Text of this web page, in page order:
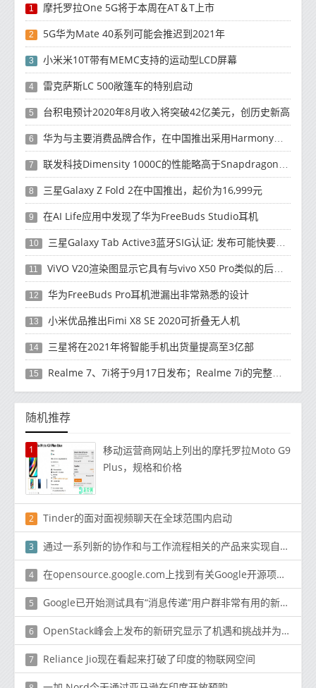
1 摩托罗拉One 5G将于本周在AT＆T上市
2 5G华为Mate 40系列可能会推迟到2021年
3 小米米10T带有MEMC支持的运动型LCD屏幕
4 雷克萨斯LC 500敞篷车的特别启动
5 台积电预计2020年8月收入将突破42亿美元，创历史新高
6 华为与主要消费品牌合作，在中国推出采用HarmonyOS 2.0的智能家居产品
7 联发科技Dimensity 1000C的性能略高于Snapdragon 765G
8 三星Galaxy Z Fold 2在中国推出，起价为16,999元
9 在AI Life应用中发现了华为FreeBuds Studio耳机
10 三星Galaxy Tab Active3蓝牙SIG认证; 发布可能快要结束了
11 ViVO V20渲染图显示它具有与vivo X50 Pro类似的后部设计
12 华为FreeBuds Pro耳机泄漏出非常熟悉的设计
13 小米优品推出Fimi X8 SE 2020可折叠无人机
14 三星将在2021年将智能手机出货量提高至3亿部
15 Realme 7、7i将于9月17日发布；Realme 7i的完整规格并导致泄漏
随机推荐
1
移动运营商网站上列出的摩托罗拉Moto G9
Plus，规格和价格
2 Tinder的面对面视频聊天在全球范围内启动
3 通过一系列新的协作和与工作流程相关的产品来实现自身的多元化
4 在opensource.google.com上找到有关Google开源项目的列表和内部文档
5 Google已开始测试具有“消息传递”用户群非常有用的新功能
6 OpenStack峰会上发布的新研究显示了机遇和挑战并为云技术的强劲增长提供了预测
7 Reliance Jio现在看起来打破了印度的物联网空间